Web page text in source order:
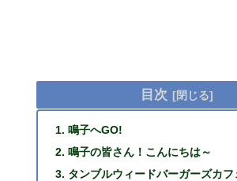
目次
鳴子へGO!
鳴子の皆さん！こんにちは～
タンブルウィードバーガーズカ